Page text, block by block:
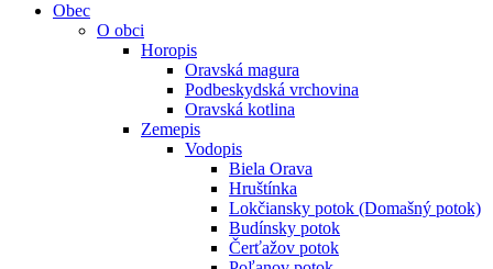
Obec
O obci
Horopis
Oravská magura
Podbeskydská vrchovina
Oravská kotlina
Zemepis
Vodopis
Biela Orava
Hruštínka
Lokčiansky potok (Domašný potok)
Budínsky potok
Čerťažov potok